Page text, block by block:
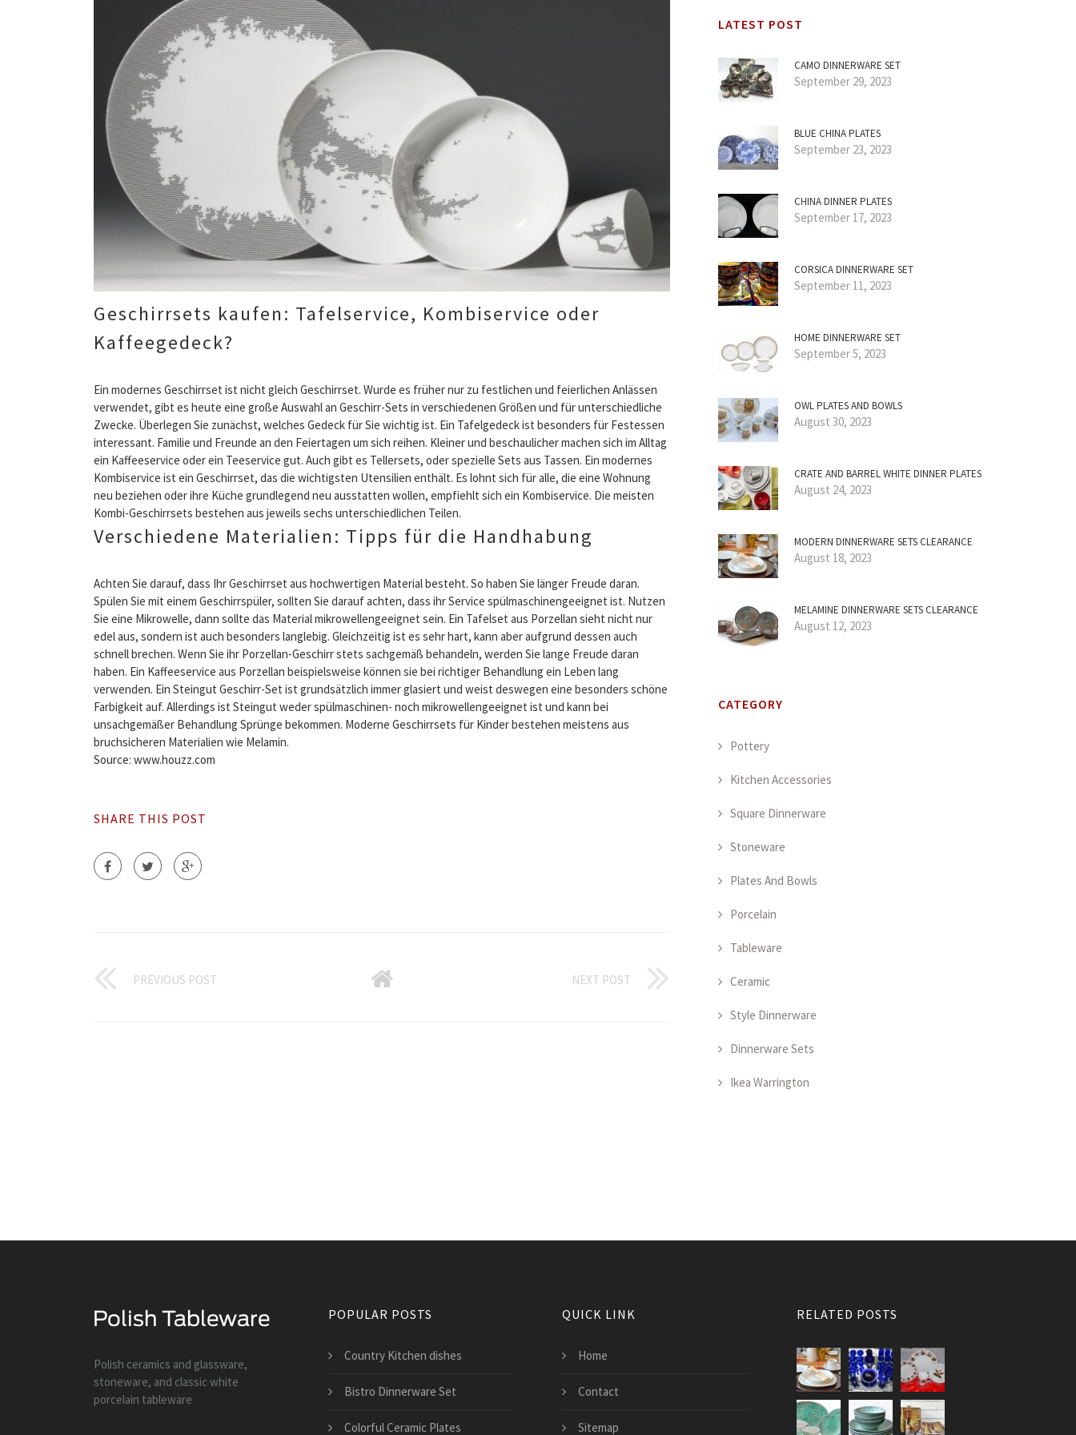
Geschirrsets kaufen: Tafelservice, Kombiservice oder
Kaffeegedeck?
Ein modernes Geschirrset ist nicht gleich Geschirrset. Wurde es früher nur zu festlichen und feierlichen Anlässen
verwendet, gibt es heute eine große Auswahl an Geschirr-Sets in verschiedenen Größen und für unterschiedliche
Zwecke. Überlegen Sie zunächst, welches Gedeck für Sie wichtig ist. Ein Tafelgedeck ist besonders für Festessen
interessant. Familie und Freunde an den Feiertagen um sich reihen. Kleiner und beschaulicher machen sich im Alltag
ein Kaffeeservice oder ein Teeservice gut. Auch gibt es Tellersets, oder spezielle Sets aus Tassen. Ein modernes
Kombiservice ist ein Geschirrset, das die wichtigsten Utensilien enthält. Es lohnt sich für alle, die eine Wohnung
neu beziehen oder ihre Küche grundlegend neu ausstatten wollen, empfiehlt sich ein Kombiservice. Die meisten
Kombi-Geschirrsets bestehen aus jeweils sechs unterschiedlichen Teilen.
Verschiedene Materialien: Tipps für die Handhabung
Achten Sie darauf, dass Ihr Geschirrset aus hochwertigen Material besteht. So haben Sie länger Freude daran.
Spülen Sie mit einem Geschirrspüler, sollten Sie darauf achten, dass ihr Service spülmaschinengeeignet ist. Nutzen
Sie eine Mikrowelle, dann sollte das Material mikrowellengeeignet sein. Ein Tafelset aus Porzellan sieht nicht nur
edel aus, sondern ist auch besonders langlebig. Gleichzeitig ist es sehr hart, kann aber aufgrund dessen auch
schnell brechen. Wenn Sie ihr Porzellan-Geschirr stets sachgemäß behandeln, werden Sie lange Freude daran
haben. Ein Kaffeeservice aus Porzellan beispielsweise können sie bei richtiger Behandlung ein Leben lang
verwenden. Ein Steingut Geschirr-Set ist grundsätzlich immer glasiert und weist deswegen eine besonders schöne
Farbigkeit auf. Allerdings ist Steingut weder spülmaschinen- noch mikrowellengeeignet ist und kann bei
unsachgemäßer Behandlung Sprünge bekommen. Moderne Geschirrsets für Kinder bestehen meistens aus
bruchsicheren Materialien wie Melamin.
Source: www.houzz.com
SHARE THIS POST
PREVIOUS POST NEXT POST
LATEST POST
CAMO DINNERWARE SET
September 29, 2023
BLUE CHINA PLATES
September 23, 2023
CHINA DINNER PLATES
September 17, 2023
CORSICA DINNERWARE SET
September 11, 2023
HOME DINNERWARE SET
September 5, 2023
OWL PLATES AND BOWLS
August 30, 2023
CRATE AND BARREL WHITE DINNER PLATES
August 24, 2023
MODERN DINNERWARE SETS CLEARANCE
August 18, 2023
MELAMINE DINNERWARE SETS CLEARANCE
August 12, 2023
CATEGORY
Pottery
Kitchen Accessories
Square Dinnerware
Stoneware
Plates And Bowls
Porcelain
Tableware
Ceramic
Style Dinnerware
Dinnerware Sets
Ikea Warrington
Polish ceramics and glassware,
stoneware, and classic white
porcelain tableware
POPULAR POSTS
Country Kitchen dishes
Bistro Dinnerware Set
Colorful Ceramic Plates
QUICK LINK
Home
Contact
Sitemap
RELATED POSTS